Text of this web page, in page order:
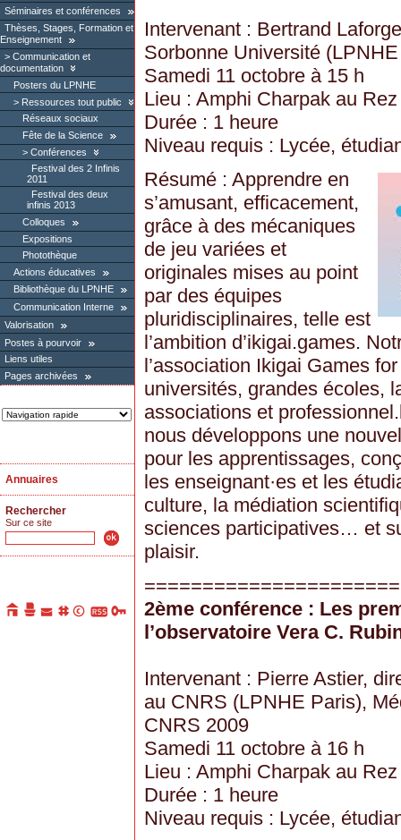
Séminaires et conférences
Thèses, Stages, Formation et
Enseignement
Communication et
documentation
Posters du LPNHE
Ressources tout public
Réseaux sociaux
Fête de la Science
Conférences
Festival des 2 Infinis
2011
Festival des deux
infinis 2013
Colloques
Expositions
Photothèque
Actions éducatives
Bibliothèque du LPNHE
Communication Interne
Valorisation
Postes à pourvoir
Liens utiles
Pages archivées
Annuaires
Rechercher
Sur ce site
Intervenant : Bertrand
Sorbonne Université
Samedi 11 octobre à 15 h
Lieu : Amphi Charpak au
Durée : 1 heure
Niveau requis : Lycée,
Résumé : Apprendre en
s’amusant, efficacement,
grâce à des mécaniques
de jeu variées et
originales mises au point
par des équipes
pluridisciplinaires, telle est
l’ambition d’ikigai.games.
l’association Ikigai Games
universités, grandes écoles,
associations et
nous développons une
pour les apprentissages,
les enseignant·es et les
culture, la médiation
sciences participatives… et
plaisir.
2ème conférence : Les
l’observatoire Vera C.
Intervenant : Pierre Astier,
au CNRS (LPNHE Paris),
CNRS 2009
Samedi 11 octobre à 16 h
Lieu : Amphi Charpak au
Durée : 1 heure
Niveau requis : Lycée,